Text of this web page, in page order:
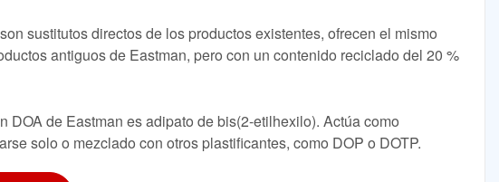
sustitutos directos de los productos existentes, ofrecen el mismo
antiguos de Eastman, pero con un contenido reciclado del 20 %
DOA de Eastman es adipato de bis(2-etilhexilo). Actúa como
solo o mezclado con otros plastificantes, como DOP o DOTP.